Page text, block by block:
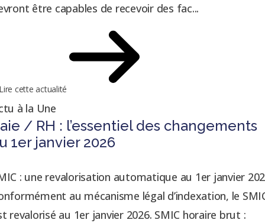
être capables de recevoir des fac...
cette actualité
à la Une
/ RH : l’essentiel des changements
1er janvier 2026
: une revalorisation automatique au 1er janvier
au mécanisme légal d’indexation, le
revalorisé au 1er janvier 2026. SMIC horaire brut :